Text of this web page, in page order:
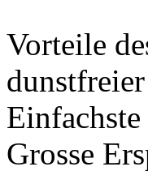
Vorteile
Grosse